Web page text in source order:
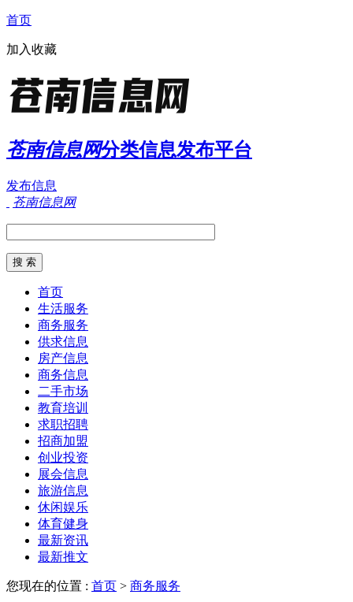
首页
加入收藏
苍南信息网分类信息发布平台
发布信息
苍南信息网
首页
生活服务
商务服务
供求信息
房产信息
商务信息
二手市场
教育培训
求职招聘
招商加盟
创业投资
展会信息
旅游信息
休闲娱乐
体育健身
最新资讯
最新推文
您现在的位置 : 首页 > 商务服务